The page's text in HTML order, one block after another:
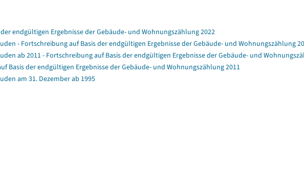
endgültigen Ergebnisse der Gebäude- und Wohnungszählung 2022
- Fortschreibung auf Basis der endgültigen Ergebnisse der Gebäude- und Wohnungszählung
ab 2011 - Fortschreibung auf Basis der endgültigen Ergebnisse der Gebäude- und
Basis der endgültigen Ergebnisse der Gebäude- und Wohnungszählung 2011
am 31. Dezember ab 1995